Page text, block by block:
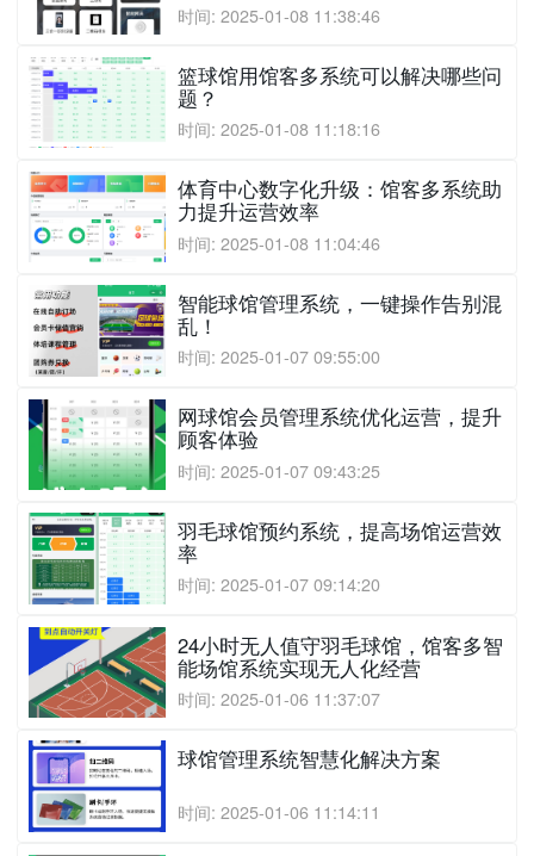
时间: 2025-01-08 11:38:46
篮球馆用馆客多系统可以解决哪些问
题？
时间: 2025-01-08 11:18:16
体育中心数字化升级：馆客多系统助
力提升运营效率
时间: 2025-01-08 11:04:46
智能球馆管理系统，一键操作告别混
乱！
时间: 2025-01-07 09:55:00
网球馆会员管理系统优化运营，提升
顾客体验
时间: 2025-01-07 09:43:25
羽毛球馆预约系统，提高场馆运营效
率
时间: 2025-01-07 09:14:20
24小时无人值守羽毛球馆，馆客多智
能场馆系统实现无人化经营
时间: 2025-01-06 11:37:07
球馆管理系统智慧化解决方案
时间: 2025-01-06 11:14:11